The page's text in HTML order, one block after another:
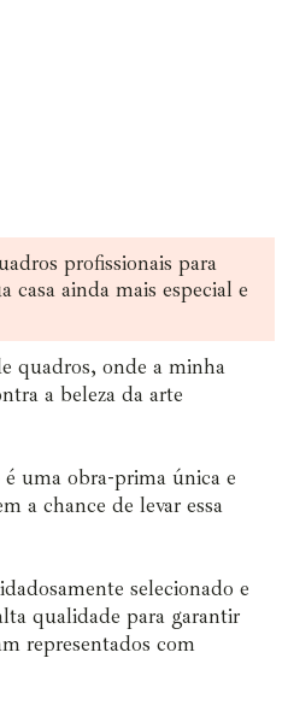
profissionais para
casa ainda mais especial e
quadros, onde a minha
a beleza da arte
uma obra-prima única e
a chance de levar essa
selecionado e
qualidade para garantir
representados com